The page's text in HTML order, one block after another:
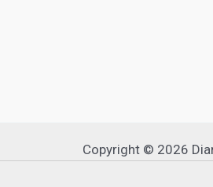
Copyright © 2026